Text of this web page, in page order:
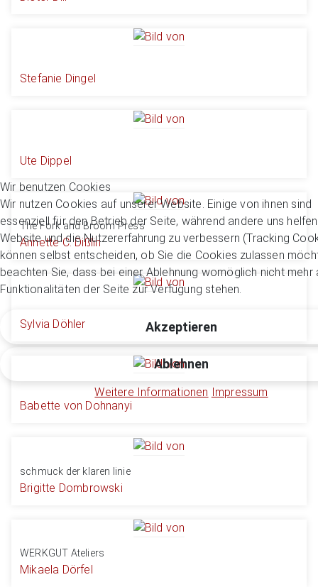
Stefanie Dingel
Ute Dippel
The Fork and Broom Press
Annette C. Dißlin
Sylvia Döhler
Babette von Dohnanyi
schmuck der klaren linie
Brigitte Dombrowski
WERKGUT Ateliers
Mikaela Dörfel
Wir benutzen Cookies
Wir nutzen Cookies auf unserer Website. Einige von ihnen sind
essenziell für den Betrieb der Seite, während andere uns
Website und die Nutzererfahrung zu verbessern (Tracking
können selbst entscheiden, ob Sie die Cookies zulassen
beachten Sie, dass bei einer Ablehnung womöglich nicht mehr
Funktionalitäten der Seite zur Verfügung stehen.
Akzeptieren
Ablehnen
Weitere Informationen Impressum